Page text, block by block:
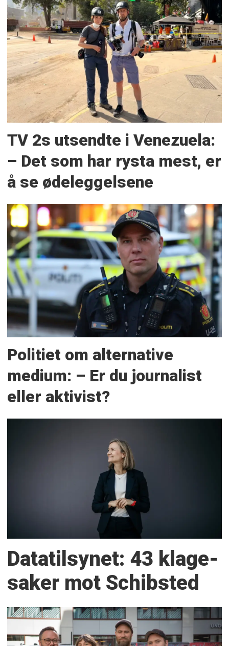
TV 2s utsendte i Venezuela:
– Det som har rysta mest, er
å se ødeleggelsene
Politiet om alternative
medium: – Er du journalist
eller aktivist?
Datatilsynet: 43 klage­
saker mot Schibsted